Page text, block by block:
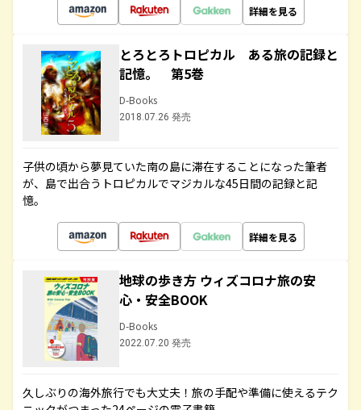
詳細を見る
とろとろトロピカル ある旅の記録と
記憶。 第5巻
D-Books
2018.07.26 発売
子供の頃から夢見ていた南の島に滞在することになった筆者
が、島で出合うトロピカルでマジカルな45日間の記録と記
憶。
詳細を見る
地球の歩き方 ウィズコロナ旅の安
心・安全BOOK
D-Books
2022.07.20 発売
久しぶりの海外旅行でも大丈夫！旅の手配や準備に使えるテク